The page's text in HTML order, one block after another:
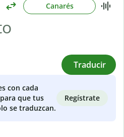
Canarés
Traducir
con cada
que tus
se traduzcan.
Regístrate